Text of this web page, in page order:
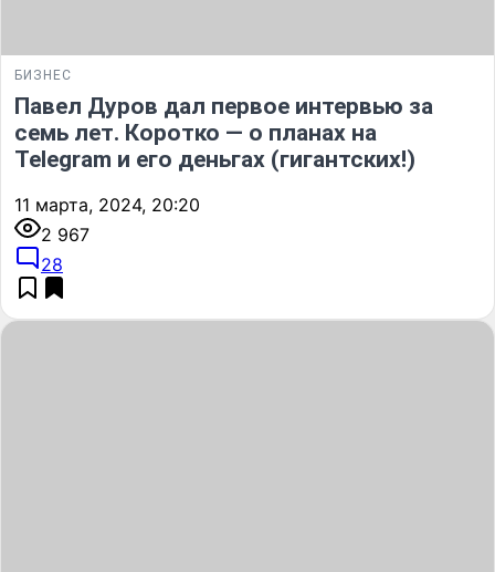
БИЗНЕС
Павел Дуров дал первое интервью за
семь лет. Коротко — о планах на
Telegram и его деньгах (гигантских!)
11 марта, 2024, 20:20
2 967
28